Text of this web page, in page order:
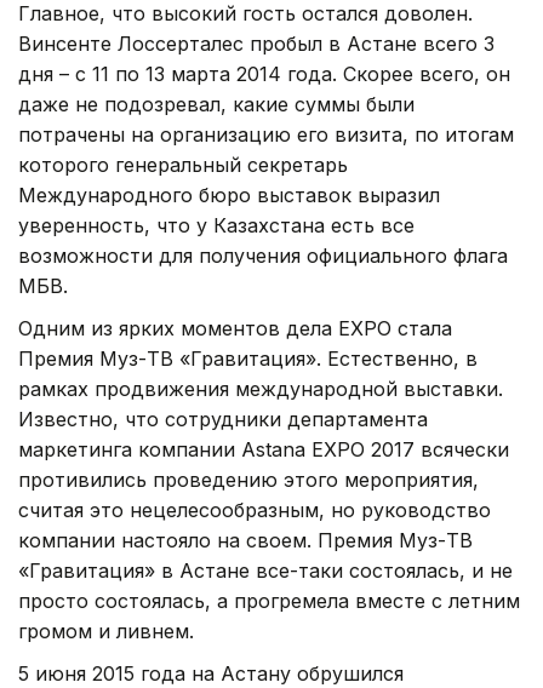
Главное, что высокий гость остался доволен.
Винсенте Лоссерталес пробыл в Астане всего 3
дня – с 11 по 13 марта 2014 года. Скорее всего, он
даже не подозревал, какие суммы были
потрачены на организацию его визита, по итогам
которого генеральный секретарь
Международного бюро выставок выразил
уверенность, что у Казахстана есть все
возможности для получения официального флага
МБВ.
Одним из ярких моментов дела EXPO стала
Премия Муз-ТВ «Гравитация». Естественно, в
рамках продвижения международной выставки.
Известно, что сотрудники департамента
маркетинга компании Astana EXPO 2017 всячески
противились проведению этого мероприятия,
считая это нецелесообразным, но руководство
компании настояло на своем. Премия Муз-ТВ
«Гравитация» в Астане все-таки состоялась, и не
просто состоялась, а прогремела вместе с летним
громом и ливнем.
5 июня 2015 года на Астану обрушился